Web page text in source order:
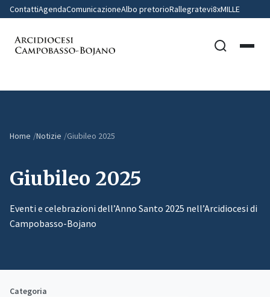
ContattiAgendaComunicazioneAlbo pretorioRallegratevi8xMILLE
Home Notizie Giubileo 2025
Giubileo 2025
Eventi e celebrazioni dell’Anno Santo 2025 nell’Arcidiocesi di
Campobasso-Bojano
Categoria